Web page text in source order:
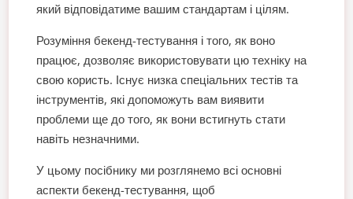
який відповідатиме вашим стандартам і цілям.
Розуміння бекенд-тестування і того, як воно
працює, дозволяє використовувати цю техніку на
свою користь. Існує низка спеціальних тестів та
інструментів, які допоможуть вам виявити
проблеми ще до того, як вони встигнуть стати
навіть незначними.
У цьому посібнику ми розглянемо всі основні
аспекти бекенд-тестування, щоб